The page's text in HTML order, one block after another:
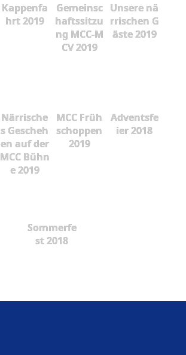
Kappenfa
hrt 2019
Gemeinsc
haftssitzu
ng MCC-M
CV 2019
Unsere nä
rrischen G
äste 2019
Närrische
s Gescheh
en auf der
MCC Bühn
e 2019
MCC Früh
schoppen
2019
Adventsfe
ier 2018
Sommerfe
st 2018